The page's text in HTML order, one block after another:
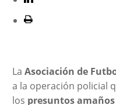
La Asociación de
a la operación policial
los presuntos amaños